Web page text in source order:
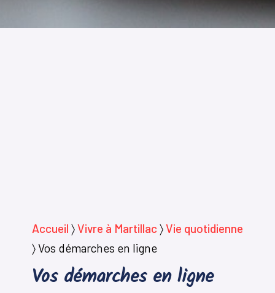
Accueil 〉Vivre à Martillac 〉Vie quotidienne
〉Vos démarches en ligne
Vos démarches en ligne